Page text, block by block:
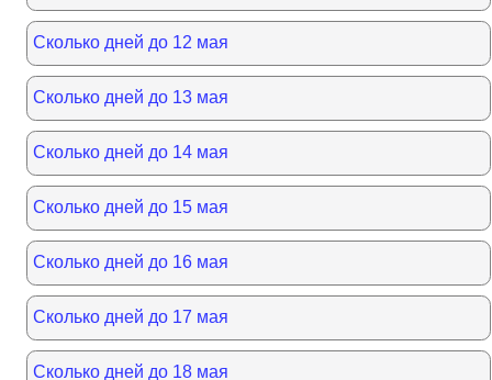
Сколько дней до 12 мая
Сколько дней до 13 мая
Сколько дней до 14 мая
Сколько дней до 15 мая
Сколько дней до 16 мая
Сколько дней до 17 мая
Сколько дней до 18 мая